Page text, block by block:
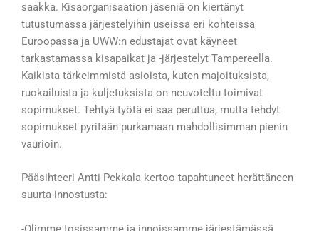
saakka. Kisaorganisaation jäseniä on kiertänyt
tutustumassa järjestelyihin useissa eri kohteissa
Euroopassa ja UWW:n edustajat ovat käyneet
tarkastamassa kisapaikat ja -järjestelyt Tampereella.
Kaikista tärkeimmistä asioista, kuten majoituksista,
ruokailuista ja kuljetuksista on neuvoteltu toimivat
sopimukset. Tehtyä työtä ei saa peruttua, mutta tehdyt
sopimukset pyritään purkamaan mahdollisimman pienin
vaurioin.
Pääsihteeri Antti Pekkala kertoo tapahtuneet herättäneen
suurta innostusta: